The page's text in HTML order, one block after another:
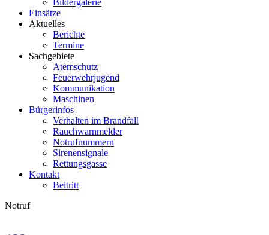
Bildergalerie
Einsätze
Aktuelles
Berichte
Termine
Sachgebiete
Atemschutz
Feuerwehrjugend
Kommunikation
Maschinen
Bürgerinfos
Verhalten im Brandfall
Rauchwarnmelder
Notrufnummern
Sirenensignale
Rettungsgasse
Kontakt
Beitritt
Notruf